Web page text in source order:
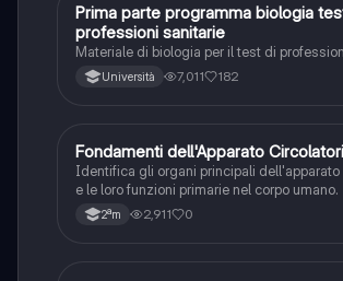
Scienze
Prima parte programma biologia
professioni sanitarie
Materiale di biologia per il test di
Università 7,011 182
FScienze
Fondamenti dell'Apparato
Identifica gli organi principali
e le loro funzioni primarie nel corpo umano.
2ªm 2,911 0